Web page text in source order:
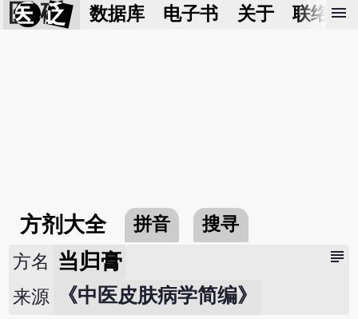
医 砭 数据库 电子书 关于 联络我
menu
方剂大全 拼音 搜寻
subject
方名 当归膏
来源 《中医皮肤病学简编》